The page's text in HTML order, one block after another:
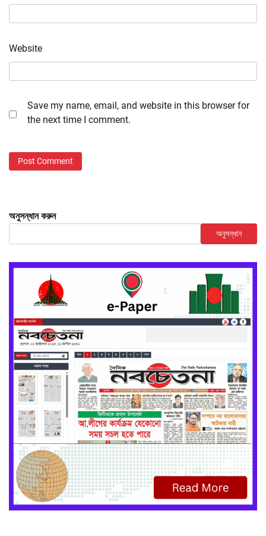
Website
Save my name, email, and website in this browser for
the next time I comment.
অনুসন্ধান করুন
অনুসন্ধান